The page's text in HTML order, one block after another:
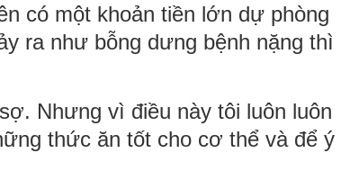
có một khoản tiền lớn dự phòng
ra như bỗng dưng bệnh nặng thì
Nhưng vì điều này tôi luôn luôn
thức ăn tốt cho cơ thể và để ý